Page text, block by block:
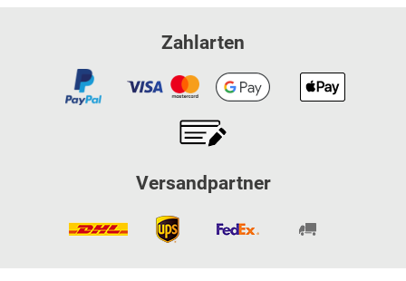
Zahlarten
Versandpartner